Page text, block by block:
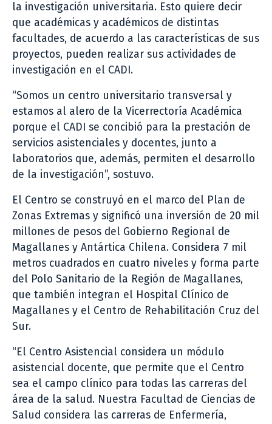
la investigación universitaria. Esto quiere decir
que académicas y académicos de distintas
facultades, de acuerdo a las características de sus
proyectos, pueden realizar sus actividades de
investigación en el CADI.
“Somos un centro universitario transversal y
estamos al alero de la Vicerrectoría Académica
porque el CADI se concibió para la prestación de
servicios asistenciales y docentes, junto a
laboratorios que, además, permiten el desarrollo
de la investigación”, sostuvo.
El Centro se construyó en el marco del Plan de
Zonas Extremas y significó una inversión de 20 mil
millones de pesos del Gobierno Regional de
Magallanes y Antártica Chilena. Considera 7 mil
metros cuadrados en cuatro niveles y forma parte
del Polo Sanitario de la Región de Magallanes,
que también integran el Hospital Clínico de
Magallanes y el Centro de Rehabilitación Cruz del
Sur.
“El Centro Asistencial considera un módulo
asistencial docente, que permite que el Centro
sea el campo clínico para todas las carreras del
área de la salud. Nuestra Facultad de Ciencias de
Salud considera las carreras de Enfermería,